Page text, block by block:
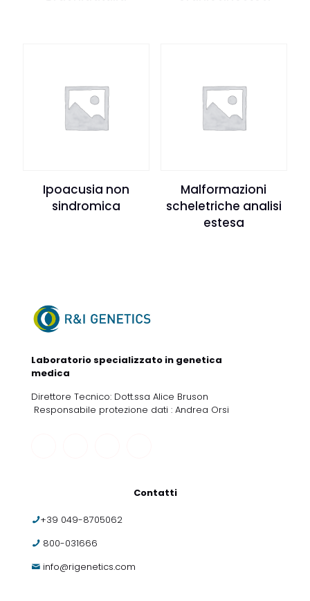
Ipoacusia non
sindromica
Malformazioni
scheletriche analisi
estesa
Laboratorio specializzato in genetica
medica
Direttore Tecnico: Dott.ssa Alice Bruson
Responsabile protezione dati : Andrea Orsi
Contatti
+39 049-8705062
800-031666
info@rigenetics.com